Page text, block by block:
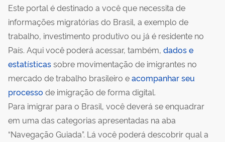
Este portal é destinado a você que necessita de
informações migratórias do Brasil, a exemplo de
trabalho, investimento produtivo ou já é residente no
País. Aqui você poderá acessar, também, dados e
estatísticassobre movimentação de imigrantes no
mercado de trabalho brasileiro eacompanhar seu
processo de imigração de forma digital.
Para imigrar para o Brasil, você deverá se enquadrar
em uma das categorias apresentadas na aba
“Navegação Guiada”. Lá você poderá descobrir qual a